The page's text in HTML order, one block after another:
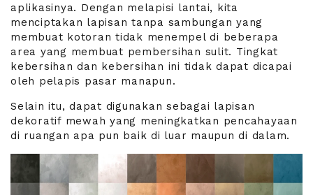
aplikasinya. Dengan melapisi lantai, kita
menciptakan lapisan tanpa sambungan yang
membuat kotoran tidak menempel di beberapa
area yang membuat pembersihan sulit. Tingkat
kebersihan dan kebersihan ini tidak dapat dicapai
oleh pelapis pasar manapun.
Selain itu, dapat digunakan sebagai lapisan
dekoratif mewah yang meningkatkan pencahayaan
di ruangan apa pun baik di luar maupun di dalam.